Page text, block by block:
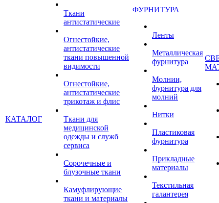
КАТАЛОГ
Ткани
антистатические
Огнестойкие,
антистатические
ткани повышенной
видимости
Огнестойкие,
антистатические
трикотаж и флис
Ткани для
медицинской
одежды и служб
сервиса
Сорочечные и
блузочные ткани
Камуфлирующие
ткани и материалы
ФУРНИТУРА
Ленты
Металлическая
фурнитура
Молнии,
фурнитура для
молний
Нитки
Пластиковая
фурнитура
Прикладные
материалы
Текстильная
галантерея